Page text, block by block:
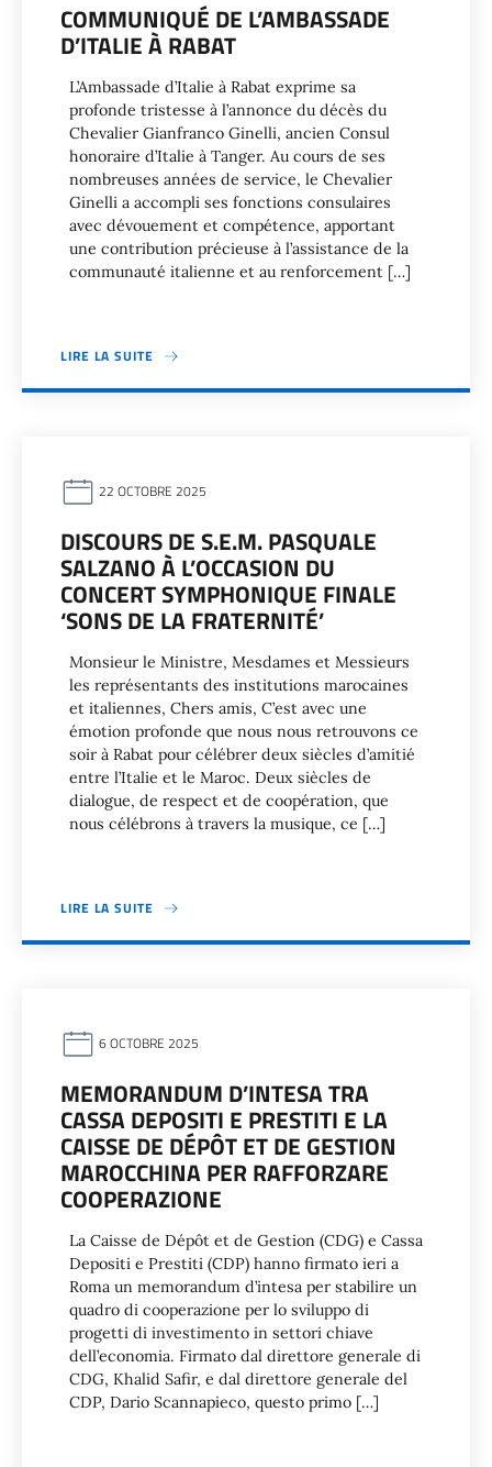
COMMUNIQUÉ DE L’AMBASSADE
D’ITALIE À RABAT
L’Ambassade d’Italie à Rabat exprime sa
profonde tristesse à l’annonce du décès du
Chevalier Gianfranco Ginelli, ancien Consul
honoraire d’Italie à Tanger. Au cours de ses
nombreuses années de service, le Chevalier
Ginelli a accompli ses fonctions consulaires
avec dévouement et compétence, apportant
une contribution précieuse à l’assistance de la
communauté italienne et au renforcement […]
LIRE LA SUITE
22 OCTOBRE 2025
DISCOURS DE S.E.M. PASQUALE
SALZANO À L’OCCASION DU
CONCERT SYMPHONIQUE FINALE
‘SONS DE LA FRATERNITÉ’
Monsieur le Ministre, Mesdames et Messieurs
les représentants des institutions marocaines
et italiennes, Chers amis, C’est avec une
émotion profonde que nous nous retrouvons ce
soir à Rabat pour célébrer deux siècles d’amitié
entre l’Italie et le Maroc. Deux siècles de
dialogue, de respect et de coopération, que
nous célébrons à travers la musique, ce […]
LIRE LA SUITE
6 OCTOBRE 2025
MEMORANDUM D’INTESA TRA
CASSA DEPOSITI E PRESTITI E LA
CAISSE DE DÉPÔT ET DE GESTION
MAROCCHINA PER RAFFORZARE
COOPERAZIONE
La Caisse de Dépôt et de Gestion (CDG) e Cassa
Depositi e Prestiti (CDP) hanno firmato ieri a
Roma un memorandum d’intesa per stabilire un
quadro di cooperazione per lo sviluppo di
progetti di investimento in settori chiave
dell’economia. Firmato dal direttore generale di
CDG, Khalid Safir, e dal direttore generale del
CDP, Dario Scannapieco, questo primo […]